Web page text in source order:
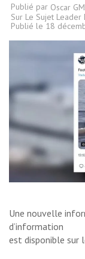
Publié par Oscar
Sur Le Sujet Leader
Publié le 18
Une nouvelle
d’information
est disponible sur